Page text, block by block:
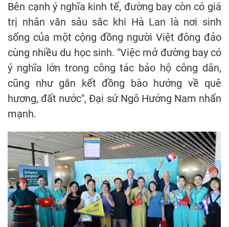
Bên cạnh ý nghĩa kinh tế, đường bay còn có giá
trị nhân văn sâu sắc khi Hà Lan là nơi sinh
sống của một cộng đồng người Việt đông đảo
cùng nhiều du học sinh. "Việc mở đường bay có
ý nghĩa lớn trong công tác bảo hộ công dân,
cũng như gắn kết đồng bào hướng về quê
hương, đất nước", Đại sứ Ngô Hướng Nam nhấn
mạnh.